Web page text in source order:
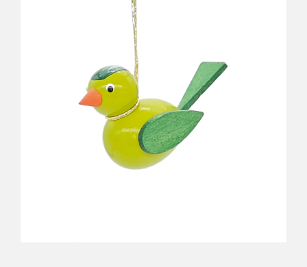
Förderung & Betreuung
Inklusionsbetrieb